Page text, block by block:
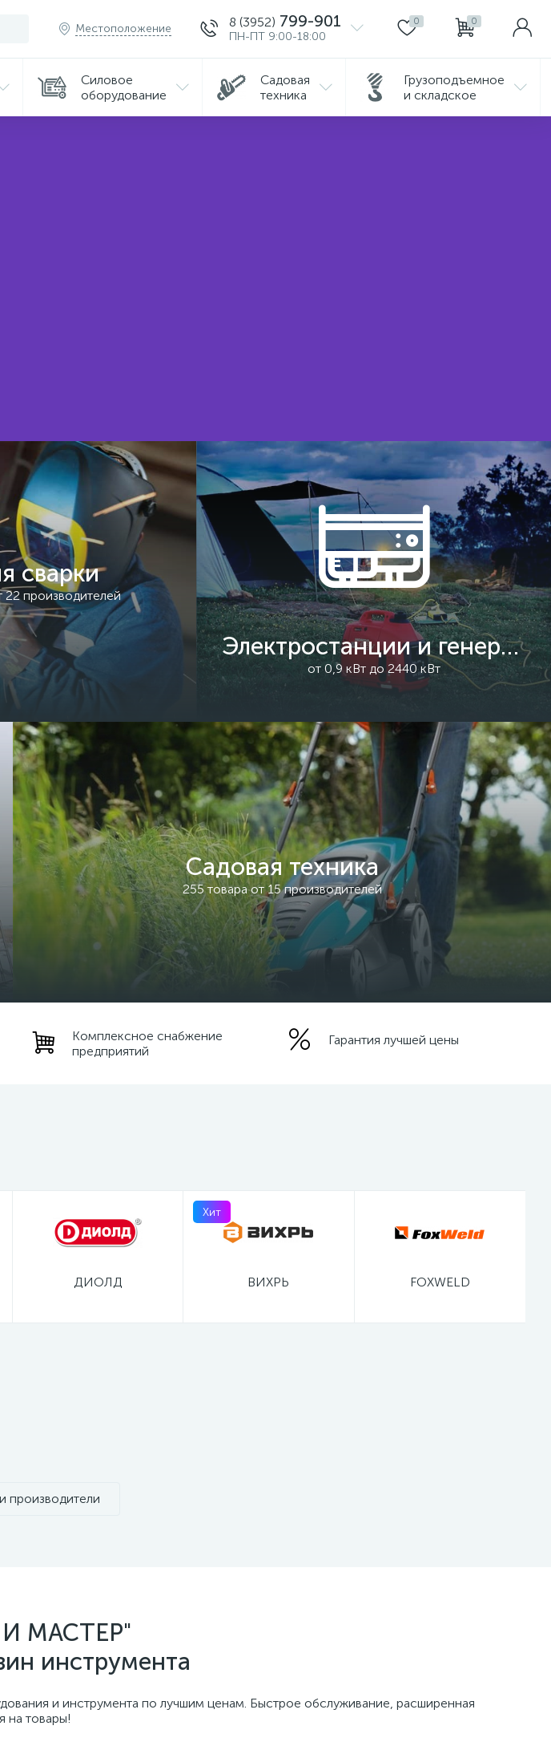
Местоположение 8 (3952) 799-901
ПН-ПТ 9:00-18:00
0 0
Силовое
оборудование
Садовая
техника
Грузоподъемное
и складское
сварки
22 производителей
Электростанции и генераторы
от 0,9 кВт до 2440 кВт
Садовая техника
255 товара от 15 производителей
Комплексное снабжение
предприятий
Гарантия лучшей цены
ДИОЛД
Хит
ВИХРЬ FOXWELD
производители
МАСТЕР"
инструмента
и инструмента по лучшим ценам. Быстрое обслуживание, расширенная
на товары!